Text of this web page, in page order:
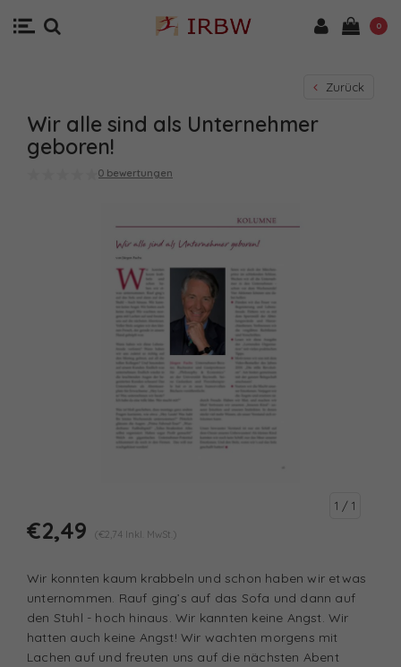
0
Zurück
Wir alle sind als Unternehmer
geboren!
0 bewertungen
1 / 1
€2,49 (€2,74 Inkl. MwSt.)
Wir konnten kaum krabbeln und schon haben wir etwas
unternommen. Rauf ging’s auf das Sofa und dann auf
den Stuhl - hoch hinaus. Wir kannten keine Angst. Wir
hatten auch keine Angst! Wir wachten morgens mit
Lachen auf und freuten uns auf die nächsten Abent